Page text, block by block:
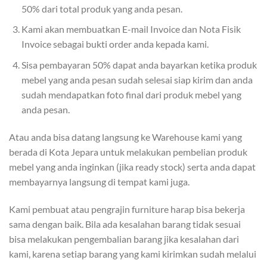
50% dari total produk yang anda pesan.
Kami akan membuatkan E-mail Invoice dan Nota Fisik
Invoice sebagai bukti order anda kepada kami.
Sisa pembayaran 50% dapat anda bayarkan ketika produk
mebel yang anda pesan sudah selesai siap kirim dan anda
sudah mendapatkan foto final dari produk mebel yang
anda pesan.
Atau anda bisa datang langsung ke Warehouse kami yang
berada di Kota Jepara untuk melakukan pembelian produk
mebel yang anda inginkan (jika ready stock) serta anda dapat
membayarnya langsung di tempat kami juga.
Kami pembuat atau pengrajin furniture harap bisa bekerja
sama dengan baik. Bila ada kesalahan barang tidak sesuai
bisa melakukan pengembalian barang jika kesalahan dari
kami, karena setiap barang yang kami kirimkan sudah melalui